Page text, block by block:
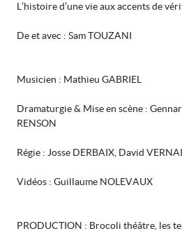
L’histoire d’une vie aux accents de
De et avec : Sam TOUZANI
Musicien : Mathieu GABRIEL
Dramaturgie & Mise en scène :
RENSON
Régie : Josse DERBAIX, David
Vidéos : Guillaume NOLEVAUX
PRODUCTION : Brocoli théâtre, les